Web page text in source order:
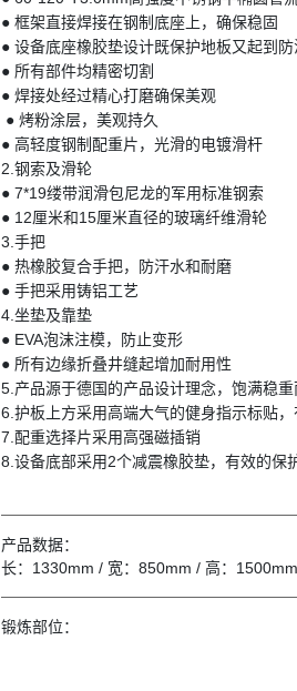
● 框架直接焊接在钢制底座上
● 设备底座橡胶垫设计既保护地板
● 所有部件均精密切
● 焊接处经过精心打磨确
● 烤粉涂层，美观
● 高轻度钢制配重片，光滑的
2.钢索及滑轮
● 7*19缕带润滑包尼龙的军用
● 12厘米和15厘米直径的玻璃
3.手把
● 热橡胶复合手把，防汗水
● 手把采用铸铝工
4.坐垫及靠
● EVA泡沫注模，防止
● 所有边缘折叠井缝起增加
5.产品源于德国的产品设计理念，饱满
6.护板上方采用高端大气的健身指
7.配重选择片采用高强
8.设备底部采用2个减震橡胶垫，有效的保
产品数据：
长：1330mm / 宽：850mm / 高：
锻炼部位：